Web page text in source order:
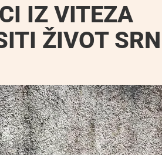
IZ VITEZA
ŽIVOT